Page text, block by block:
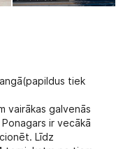
(papildus tiek
vairākas galvenās
ir vecākā
Līdz